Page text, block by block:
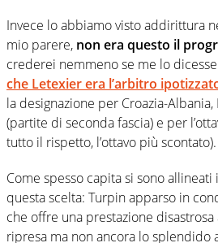
Invece lo abbiamo visto addirittura
mio parere, non era questo il
crederei nemmeno se me lo dicesse
che Letexier era l’arbitro
la designazione per Croazia-
(partite di seconda fascia) e per
tutto il rispetto, l’ottavo più scontato).
Come spesso capita si sono
questa scelta: Turpin apparso in
che offre una prestazione disastrosa
ripresa ma non ancora lo splendido